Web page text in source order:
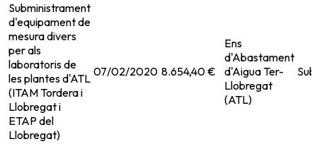
Subministrament
d'equipament de
mesura divers
per als
laboratoris de
les plantes d'ATL
(ITAM Tordera i
Llobregat i
ETAP del
Llobregat)
07/02/2020 8.654,40 €
Ens
d'Abastament
d'Aigua Ter-
Llobregat
(ATL)